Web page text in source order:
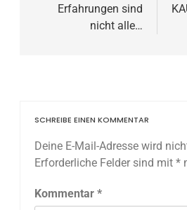
Erfahrungen sind
nicht alle…
SCHREIBE EINEN KOMMENTAR
Deine E-Mail-Adresse wird
Erforderliche Felder sind mit *
Kommentar *